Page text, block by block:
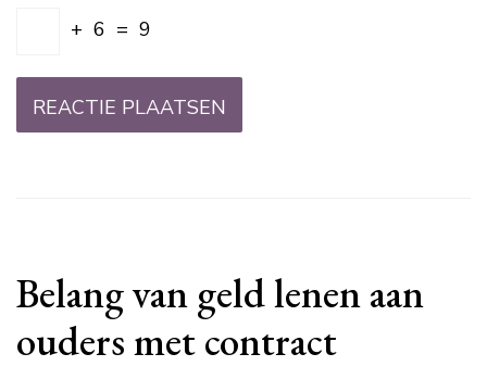
+ 6 = 9
Belang van geld lenen aan
ouders met contract